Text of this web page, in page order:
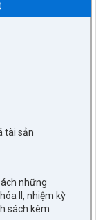
sản
những
II, nhiệm kỳ
sách kèm
trên địa bàn
Bản kỳ